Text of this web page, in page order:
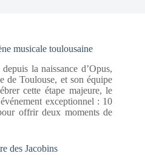
musicale toulousaine
la naissance d’Opus,
de Toulouse, et son équipe
cette étape majeure, le
exceptionnel : 10
offrir deux moments de
des Jacobins